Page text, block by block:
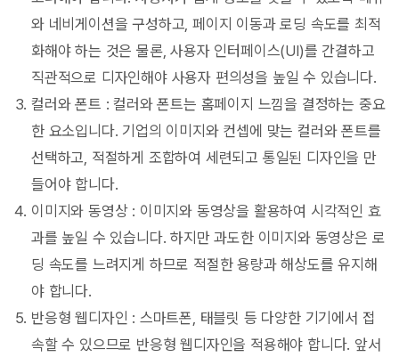
와 네비게이션을 구성하고, 페이지 이동과 로딩 속도를 최적
화해야 하는 것은 물론, 사용자 인터페이스(UI)를 간결하고
직관적으로 디자인해야 사용자 편의성을 높일 수 있습니다.
컬러와 폰트 : 컬러와 폰트는 홈페이지 느낌을 결정하는 중요
한 요소입니다. 기업의 이미지와 컨셉에 맞는 컬러와 폰트를
선택하고, 적절하게 조합하여 세련되고 통일된 디자인을 만
들어야 합니다.
이미지와 동영상 : 이미지와 동영상을 활용하여 시각적인 효
과를 높일 수 있습니다. 하지만 과도한 이미지와 동영상은 로
딩 속도를 느려지게 하므로 적절한 용량과 해상도를 유지해
야 합니다.
반응형 웹디자인 : 스마트폰, 태블릿 등 다양한 기기에서 접
속할 수 있으므로 반응형 웹디자인을 적용해야 합니다. 앞서